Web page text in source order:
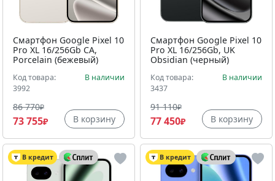
Смартфон Google Pixel 10
Pro XL 16/256Gb CA,
Porcelain (бежевый)
Код товара:
3992
В наличии
86 770₽
73 755₽ В корзину
Смартфон Google Pixel 10
Pro XL 16/256Gb, UK
Obsidian (черный)
Код товара:
3437
В наличии
91 110₽
77 450₽ В корзину
В кредит В кредит